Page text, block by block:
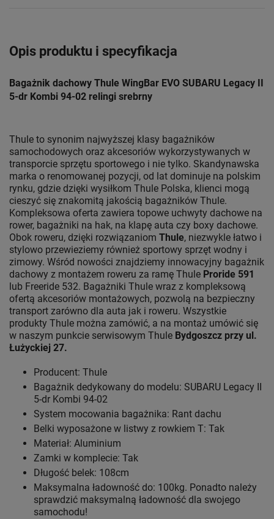
Opis produktu i specyfikacja
Bagażnik dachowy Thule WingBar EVO SUBARU Legacy II
5-dr Kombi 94-02 relingi srebrny
Thule to synonim najwyższej klasy bagażników
samochodowych oraz akcesoriów wykorzystywanych w
transporcie sprzętu sportowego i nie tylko. Skandynawska
marka o renomowanej pozycji, od lat dominuje na polskim
rynku, gdzie dzięki wysiłkom Thule Polska, klienci mogą
cieszyć się znakomitą jakością bagażników Thule.
Kompleksowa oferta zawiera topowe uchwyty dachowe na
rower, bagażniki na hak, na klapę auta czy boxy dachowe.
Obok roweru, dzięki rozwiązaniom Thule, niezwykle łatwo i
stylowo przewieziemy również sportowy sprzęt wodny i
zimowy. Wśród nowości znajdziemy innowacyjny bagażnik
dachowy z montażem roweru za ramę Thule Proride 591
lub Freeride 532. Bagażniki Thule wraz z kompleksową
ofertą akcesoriów montażowych, pozwolą na bezpieczny
transport zarówno dla auta jak i roweru. Wszystkie
produkty Thule można zamówić, a na montaż umówić się
w naszym punkcie serwisowym Thule Bydgoszcz przy ul.
Łużyckiej 27.
Producent: Thule
Bagażnik dedykowany do modelu: SUBARU Legacy II
5-dr Kombi 94-02
System mocowania bagażnika: Rant dachu
Belki wyposażone w listwy z rowkiem T: Tak
Materiał: Aluminium
Zamki w komplecie: Tak
Długość belek: 108cm
Maksymalna ładowność do: 100kg. Ponadto należy
sprawdzić maksymalną ładowność dla swojego
samochodu!